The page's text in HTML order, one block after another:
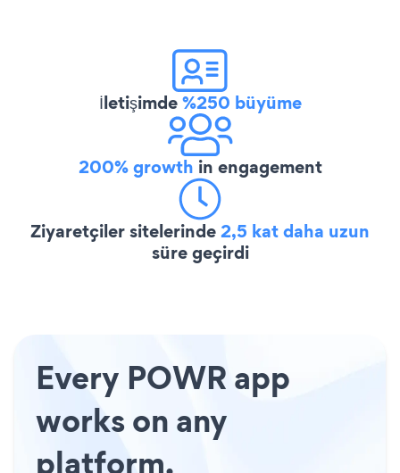
İletişimde%250 büyüme
200% growth in engagement
Ziyaretçiler sitelerinde2,5 kat daha uzun
süre geçirdi
Every POWR app
works on any
platform.